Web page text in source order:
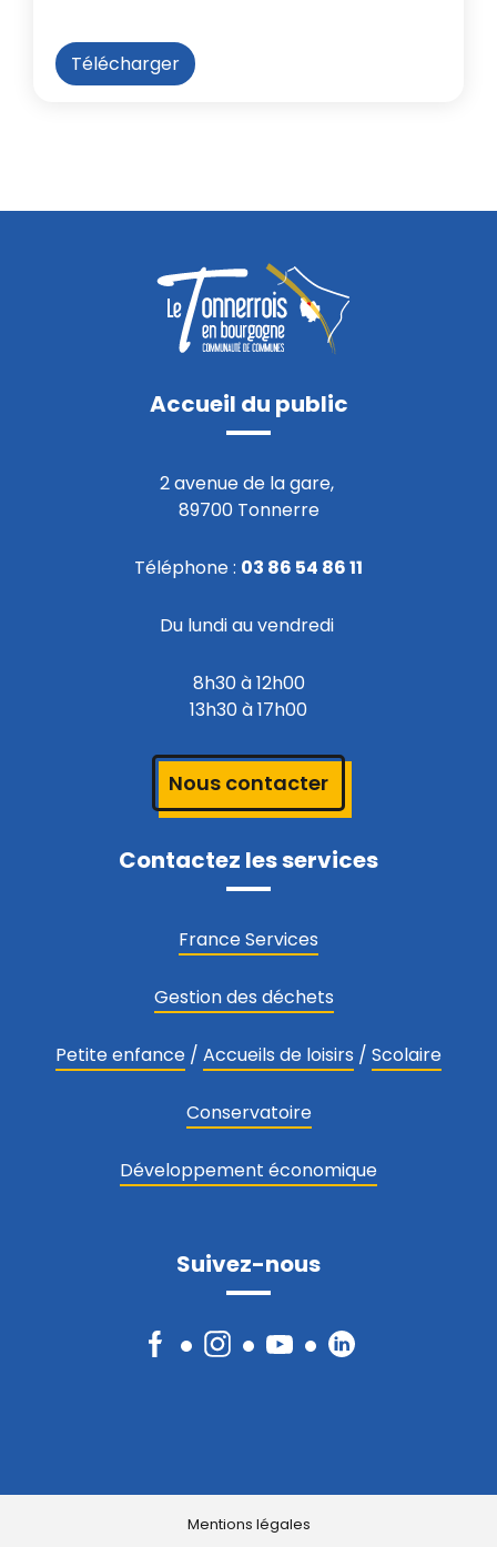
Télécharger
Accueil du public
2 avenue de la gare,
89700 Tonnerre
Téléphone : 03 86 54 86 11
Du lundi au vendredi
8h30 à 12h00
13h30 à 17h00
Nous contacter
Contactez les services
France Services
Gestion des déchets
Petite enfance / Accueils de loisirs / Scolaire
Conservatoire
Développement économique
Suivez-nous
FacebookInstagramYouTubeLinkedIn
Mentions légales